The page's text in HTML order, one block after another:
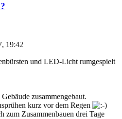
19:42
und LED-Licht rumgespielt
zusammengebaut.
kurz vor dem Regen
zum Zusammenbauen drei Tage